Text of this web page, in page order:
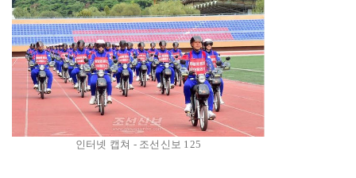
인터넷 캡쳐 - 조선신보 125